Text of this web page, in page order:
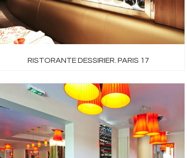
RISTORANTE DESSIRIER. PARIS 17